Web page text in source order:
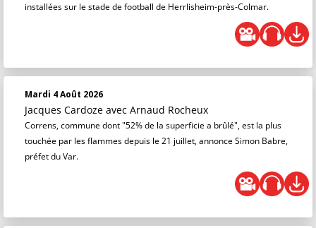
installées sur le stade de football de Herrlisheim-près-Colmar.
Mardi 4 Août 2026
Jacques Cardoze avec Arnaud Rocheux
Correns, commune dont "52% de la superficie a brûlé", est la plus
touchée par les flammes depuis le 21 juillet, annonce Simon Babre,
préfet du Var.